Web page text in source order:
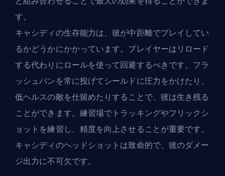
す。
キャシディの生存能力は、彼が中距離でプレイしてい
るかどうかにかかっています。プレイヤーはリロード
する代わりにロールを使って回避するべきです。フラ
ッシュバンを常に投げてシールドに圧力をかけたり、
低ヘルスの敵を仕留めたりすることで、彼は生き残る
ことができます。練習場でトラッキングやフリックシ
ョットを練習し、精度を向上させることが重要です。
キャシディのヘッドショットは致命的で、彼のダメー
ジ出力に不可欠です。